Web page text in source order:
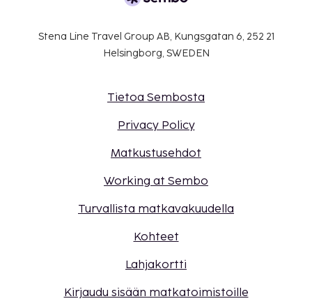
Stena Line Travel Group AB, Kungsgatan 6, 252 21
Helsingborg, SWEDEN
Tietoa Sembosta
Privacy Policy
Matkustusehdot
Working at Sembo
Turvallista matkavakuudella
Kohteet
Lahjakortti
Kirjaudu sisään matkatoimistoille